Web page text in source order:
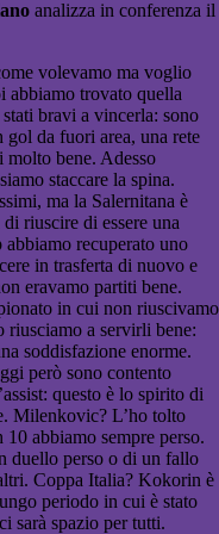
analizza in conferenza il
volevamo ma voglio
abbiamo trovato quella
bravi a vincerla: sono
gol da fuori area, una rete
bene. Adesso
staccare la spina.
ma la Salernitana è
riuscire di essere una
recuperato uno
in trasferta di nuovo e
eravamo partiti bene.
in cui non riuscivamo
riusciamo a servirli bene:
soddisfazione enorme.
però sono contento
questo è lo spirito di
Milenkovic? L’ho tolto
abbiamo sempre perso.
duello perso o di un fallo
Coppa Italia? Kokorin è
periodo in cui è stato
sarà spazio per tutti.